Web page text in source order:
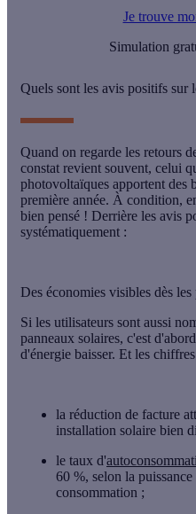
Je trouve
Simulation
Quels sont les avis positifs sur
Quand on regarde les retours
constat revient souvent, celui
photovoltaïques apportent des
première année. À condition,
bien pensé ! Derrière les avis
systématiquement :
Des économies visibles dès
Si les utilisateurs sont aussi
panneaux solaires, c'est
d'énergie baisser. Et les
la réduction de facture
installation solaire bien
le taux d'
60 %, selon la
consommation ;